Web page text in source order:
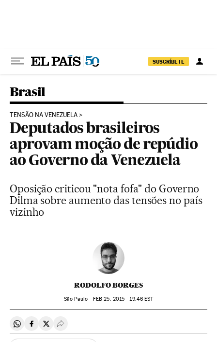
SUSCRÍBETE
Brasil
TENSÃO NA VENEZUELA
Deputados brasileiros
aprovam moção de repúdio
ao Governo da Venezuela
Oposição criticou "nota fofa" do Governo
Dilma sobre aumento das tensões no país
vizinho
RODOLFO BORGES
São Paulo - FEB 25, 2015 - 19:46EST
Compartir en Whatsapp
Compartir en Facebook
Compartir en Twitter
Desplegar Redes Sociales